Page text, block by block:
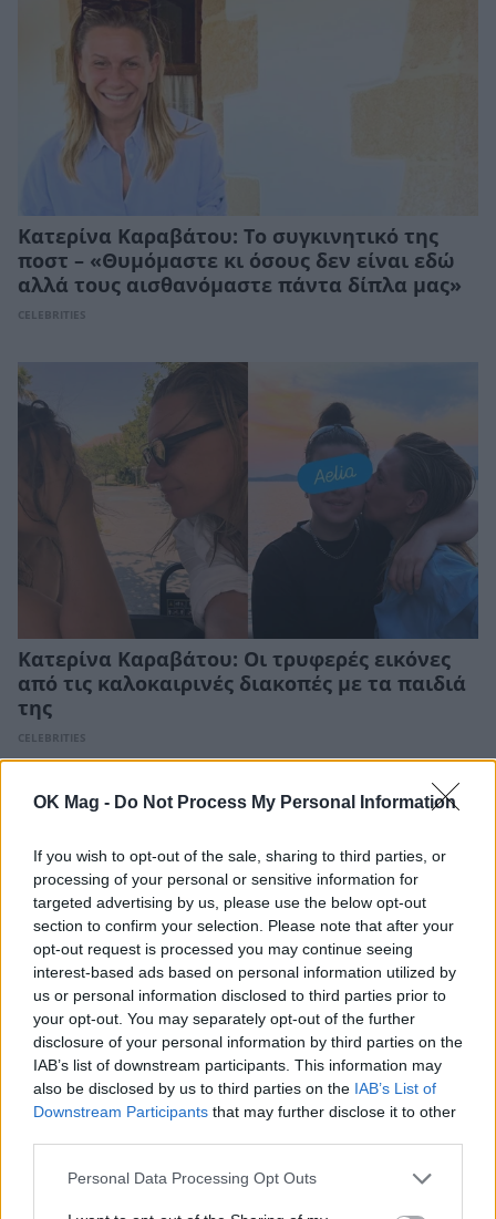
OK Mag - Do Not Process My Personal Information
If you wish to opt-out of the sale, sharing to third parties, or
processing of your personal or sensitive information for
targeted advertising by us, please use the below opt-out
section to confirm your selection. Please note that after your
opt-out request is processed you may continue seeing
interest-based ads based on personal information utilized by
us or personal information disclosed to third parties prior to
your opt-out. You may separately opt-out of the further
disclosure of your personal information by third parties on the
IAB’s list of downstream participants. This information may
also be disclosed by us to third parties on the IAB’s List of
Downstream Participants that may further disclose it to other
Personal Data Processing Opt Outs
Κατερίνα Καραβάτου: To συγκινητικό της
ποστ – «Θυμόμαστε κι όσους δεν είναι εδώ
αλλά τους αισθανόμαστε πάντα δίπλα μας»
CELEBRITIES
Κατερίνα Καραβάτου: Οι τρυφερές εικόνες
από τις καλοκαιρινές διακοπές με τα παιδιά
της
CELEBRITIES
Κατερίνα Καραβάτου: Ξέγνοιαστες στιγμές
στην καλοκαιρινή της απόδραση στο Αιγαίο